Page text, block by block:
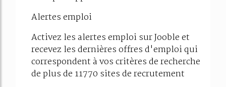
Alertes emploi
Activez les alertes emploi sur Jooble et
recevez les dernières offres d'emploi qui
correspondent à vos critères de recherche
de plus de 11770 sites de recrutement